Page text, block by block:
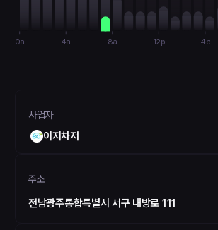
0a 4a 8a 12p 4p
사업자
이지차저
주소
전남광주통합특별시 서구 내방로 111